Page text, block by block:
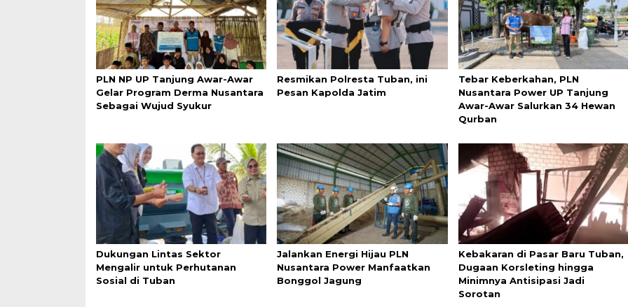
PLN NP UP Tanjung Awar-Awar
Gelar Program Derma Nusantara
Sebagai Wujud Syukur
Resmikan Polresta Tuban, ini
Pesan Kapolda Jatim
Tebar Keberkahan, PLN
Nusantara Power UP Tanjung
Awar-Awar Salurkan 34 Hewan
Qurban
Dukungan Lintas Sektor
Mengalir untuk Perhutanan
Sosial di Tuban
Jalankan Energi Hijau PLN
Nusantara Power Manfaatkan
Bonggol Jagung
Kebakaran di Pasar Baru Tuban,
Dugaan Korsleting hingga
Minimnya Antisipasi Jadi
Sorotan